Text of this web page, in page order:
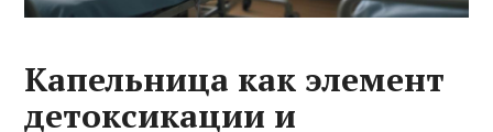
Капельница как элемент
детоксикации и